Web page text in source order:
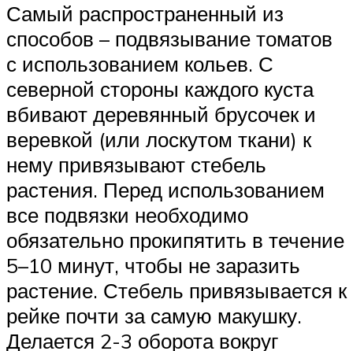
Самый распространенный из
способов – подвязывание томатов
с использованием кольев. С
северной стороны каждого куста
вбивают деревянный брусочек и
веревкой (или лоскутом ткани) к
нему привязывают стебель
растения. Перед использованием
все подвязки необходимо
обязательно прокипятить в течение
5–10 минут, чтобы не заразить
растение. Стебель привязывается к
рейке почти за самую макушку.
Делается 2-3 оборота вокруг